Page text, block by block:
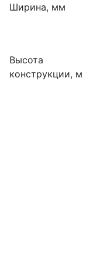
Ширина, мм
Высота
конструкции, м